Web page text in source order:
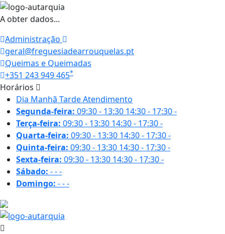
A obter dados...
Administração
geral@freguesiadearrouquelas.pt
Queimas e Queimadas
+351 243 949 465*
Horários
Dia Manhã TardeAtendimento
Segunda-feira: 09:30 - 13:30 14:30 - 17:30-
Terça-feira: 09:30 - 13:30 14:30 - 17:30-
Quarta-feira: 09:30 - 13:30 14:30 - 17:30-
Quinta-feira: 09:30 - 13:30 14:30 - 17:30-
Sexta-feira: 09:30 - 13:30 14:30 - 17:30-
Sábado: ---
Domingo: ---